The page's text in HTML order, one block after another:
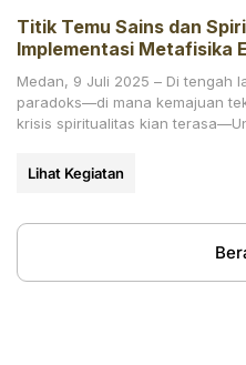
Titik Temu Sains dan
Implementasi Metafisika
Medan, 9 Juli 2025 – Di tengah
paradoks—di mana kemajuan
krisis spiritualitas kian
Lihat Kegiatan